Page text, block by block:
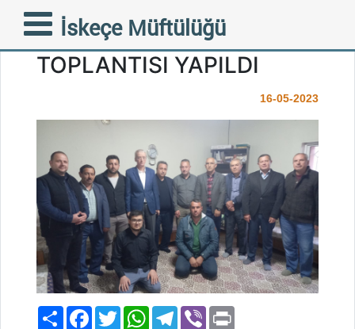
İskeçe Müftülüğü
İSKEÇE BÖLGESİ OVA
İMAMLARI İLE İSTİŞARE
TOPLANTISI YAPILDI
16-05-2023
PaylaşFacebook
TwitterWhatsAppTelegram
Viber